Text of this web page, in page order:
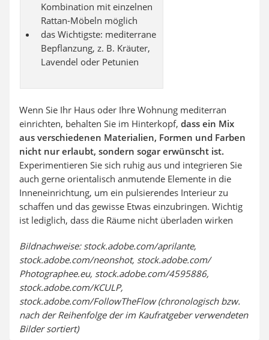
Kombination mit einzelnen
Rattan-Möbeln möglich
das Wichtigste: mediterrane
Bepflanzung, z. B. Kräuter,
Lavendel oder Petunien
Wenn Sie Ihr Haus oder Ihre Wohnung mediterran
einrichten, behalten Sie im Hinterkopf, dass ein Mix
aus verschiedenen Materialien, Formen und Farben
nicht nur erlaubt, sondern sogar erwünscht ist.
Experimentieren Sie sich ruhig aus und integrieren Sie
auch gerne orientalisch anmutende Elemente in die
Inneneinrichtung, um ein pulsierendes Interieur zu
schaffen und das gewisse Etwas einzubringen. Wichtig
ist lediglich, dass die Räume nicht überladen wirken
Bildnachweise: stock.adobe.com/aprilante,
stock.adobe.com/neonshot, stock.adobe.com/
Photographee.eu, stock.adobe.com/4595886,
stock.adobe.com/KCULP,
stock.adobe.com/FollowTheFlow (chronologisch bzw.
nach der Reihenfolge der im Kaufratgeber verwendeten
Bilder sortiert)